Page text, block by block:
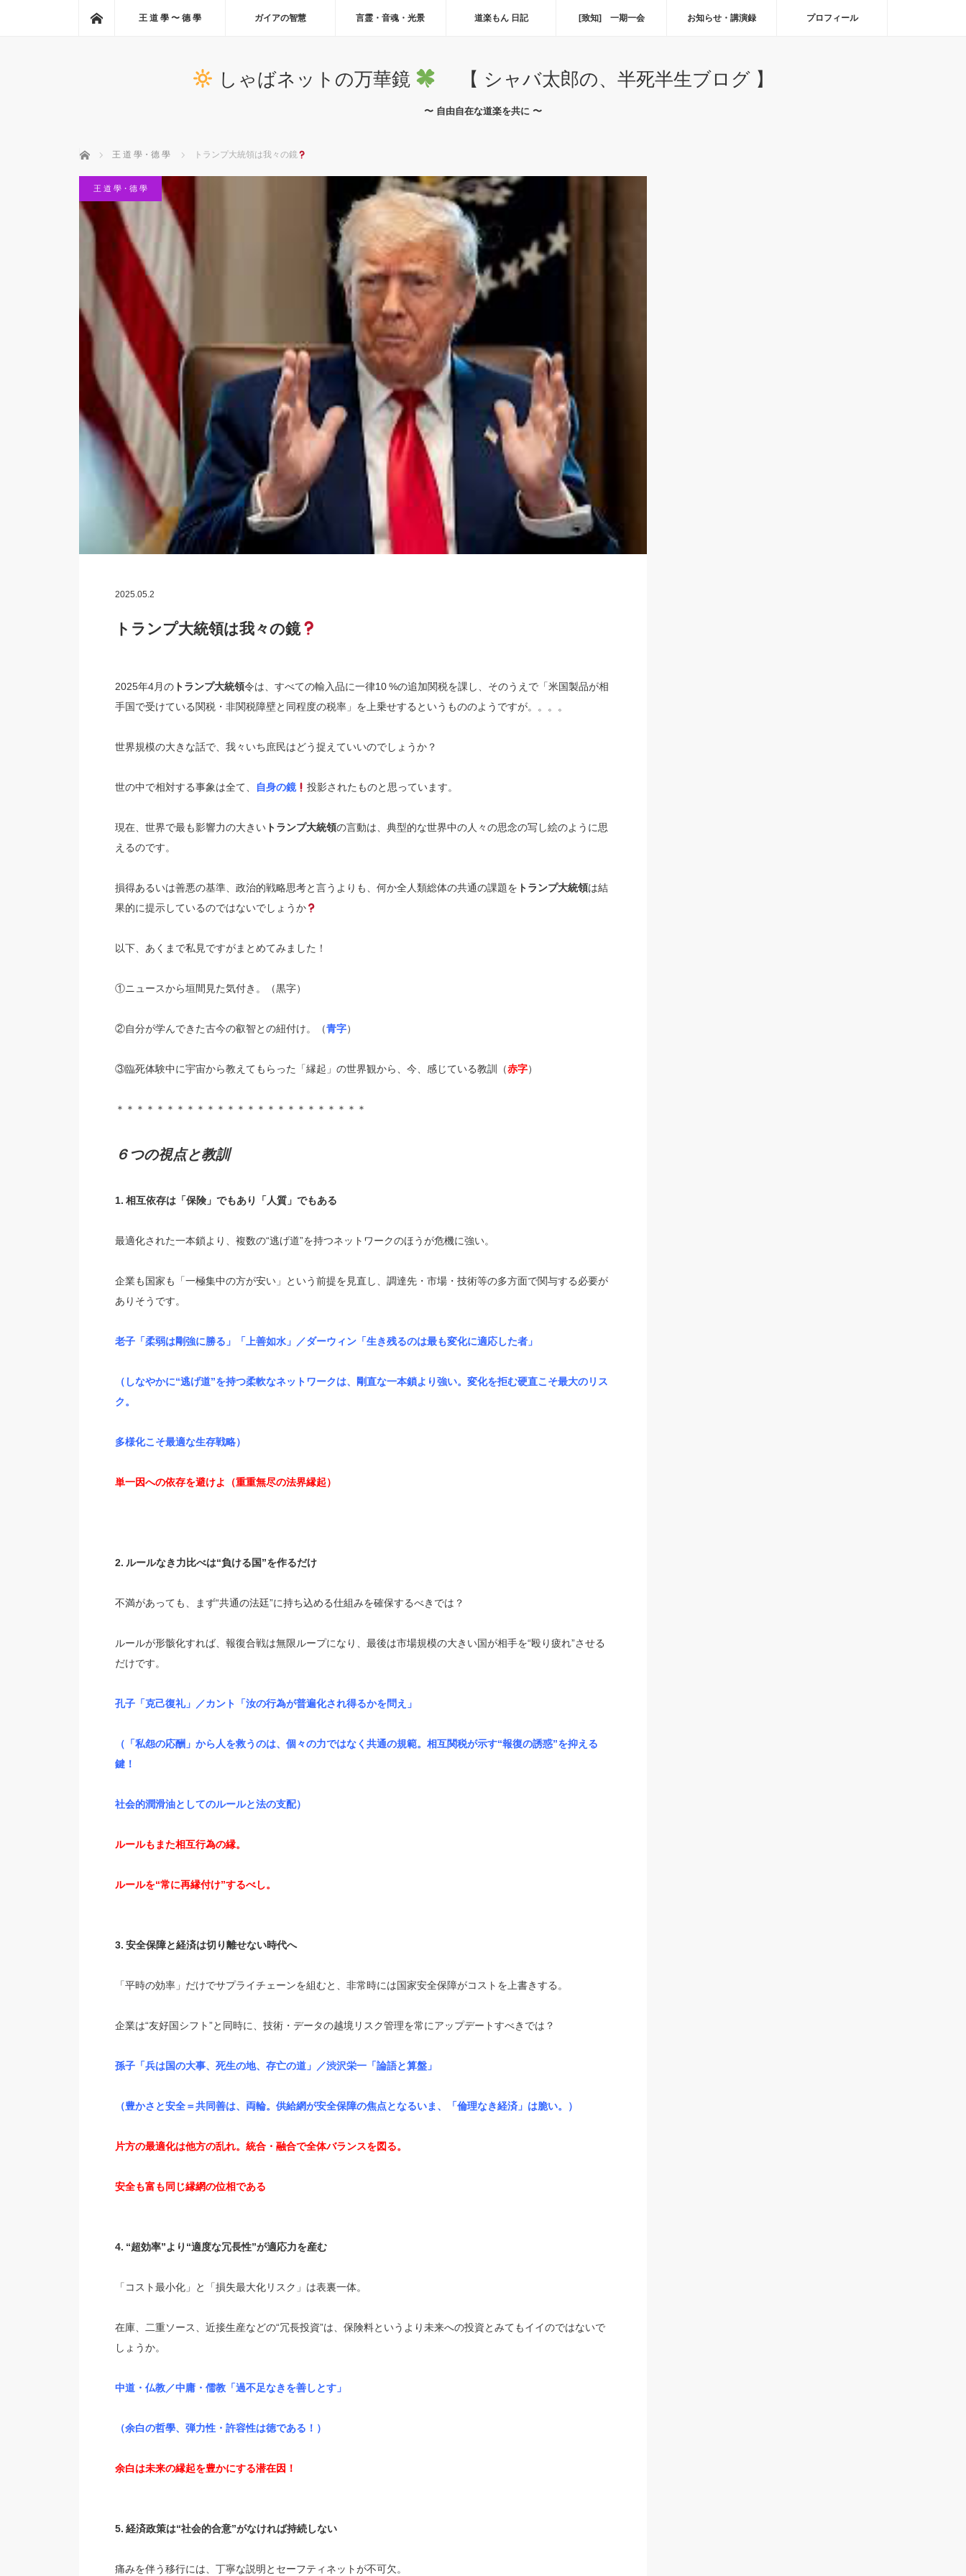
ホーム王 道 學 〜 德 學 ガイアの智慧 言霊・音魂・光景 道楽もん 日記 [致知] 一期一会 お知らせ・講演録 プロフィール
しゃばネットの万華鏡 【 シャバ太郎の、半死半生ブログ 】
〜 自由自在な道楽を共に 〜
ホーム 王 道 學・德 學 トランプ大統領は我々の鏡
王 道 學・德 學
2025.05.2
トランプ大統領は我々の鏡
2025年4月のトランプ大統領令は、 すべての輸入品に一律10 %の追加関税を課し、そのうえで「米国製品が相
手国で受けている関税・非関税障壁と同程度の税率」を上乗せする というもののようですが。。。。
世界規模の大きな話で、我々いち庶民はどう捉えていいのでしょうか？
世の中で相対する事象は全て、 自身の鏡 投影されたものと思っています。
現在、世界で最も影響力の大きいトランプ大統領の言動は、典型的な世界中の人々の思念の写し絵のように思
えるのです。
損得あるいは善悪の基準、政治的戦略思考と言うよりも、何か全人類総体の共通の課題を トランプ大統領は結
果的に提示しているのではないでしょうか
以下、あくまで私見ですがまとめてみました！
①ニュースから垣間見た気付き。（黒字）
②自分が学んできた古今の叡智との紐付け。（青字）
③臨死体験中に宇宙から教えてもらった「縁起」の世界観から、今、感じている教訓（赤字）
＊＊＊＊＊＊＊＊＊＊＊＊＊＊＊＊＊＊＊＊＊＊＊＊＊
６つの視点と教訓
1. 相互依存は「保険」でもあり「人質」でもある
最適化された一本鎖より、複数の“逃げ道”を持つネットワークのほうが危機に強い。
企業も国家も「一極集中の方が安い」という前提を見直し、調達先・市場・技術等の多方面で関与する必要が
ありそうです。
老子「柔弱は剛強に勝る」「上善如水」／ダーウィン「生き残るのは最も変化に適応した者」
（しなやかに“逃げ道”を持つ柔軟なネットワークは、剛直な一本鎖より強い。変化を拒む硬直こそ最大のリス
ク。
多様化こそ最適な生存戦略）
単一因への依存を避けよ（重重無尽の法界縁起）
2. ルールなき力比べは“負ける国”を作るだけ
不満があっても、まず“共通の法廷”に持ち込める仕組みを確保するべきでは？
ルールが形骸化すれば、報復合戦は無限ループになり、最後は市場規模の大きい国が相手を“殴り疲れ”させる
だけです。
孔子「克己復礼」／カント 「汝の行為が普遍化され得るかを問え」
（「私怨の応酬」から人を救うのは、個々の力ではなく共通の規範。相互関税が示す“報復の誘惑”を抑える
鍵！
社会的潤滑油としてのルールと法の支配）
ルールもまた相互行為の縁。
ルールを“常に再縁付け”するべし。
3. 安全保障と経済は切り離せない時代へ
「平時の効率」だけでサプライチェーンを組むと、非常時には国家安全保障がコストを上書きする。
企業は“友好国シフト”と同時に、技術・データの越境リスク管理を常にアップデートすべきでは？
孫子「兵は国の大事、死生の地、存亡の道」／渋沢栄一「論語と算盤」
（豊かさと安全＝共同善は、両輪。供給網が安全保障の焦点となるいま、「倫理なき経済」は脆い。）
片方の最適化は他方の乱れ。統合・融合で全体バランスを図る。
安全も富も同じ縁網の位相である
4. “超効率”より“適度な冗長性”が適応力を産む
「コスト最小化」と「損失最大化リスク」は表裏一体。
在庫、二重ソース、近接生産などの“冗長投資”は、保険料というより未来への投資とみてもイイのではないで
しょうか。
中道・仏教／中庸・儒教「過不足なきを善しとす」
（余白の哲學、弾力性・許容性は徳である！）
余白は未来の縁起を豊かにする潜在因！
5. 経済政策は“社会的合意”がなければ持続しない
痛みを伴う移行には、丁寧な説明とセーフティネットが不可欠。